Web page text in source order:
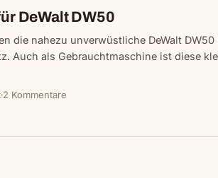
DeWalt DW50
die nahezu unverwüstliche DeWalt
Auch als Gebrauchtmaschine ist diese
2 Kommentare